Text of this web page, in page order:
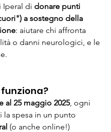
Iperal di donare punti
a sostegno della
: aiutare chi affronta
o danni neurologici, e le
funziona?
al 25 maggio 2025, ogni
la spesa in un punto
(o anche online!)